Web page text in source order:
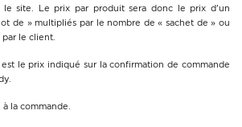
site. Le prix par produit sera donc le prix d'un
de » multipliés par le nombre de « sachet de » ou
le client.
le prix indiqué sur la confirmation de commande
la commande.